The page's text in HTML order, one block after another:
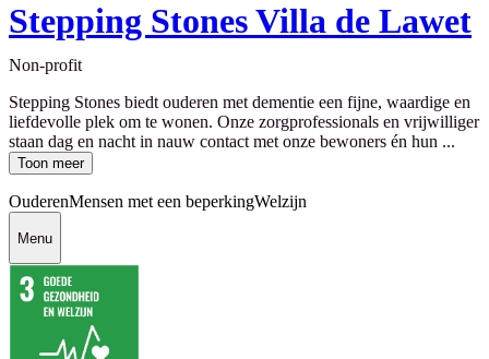
Stepping Stones Villa de Lawet
Non-profit
Stepping Stones biedt ouderen met dementie een fijne, waardige en
liefdevolle plek om te wonen. Onze zorgprofessionals en vrijwilliger
staan dag en nacht in nauw contact met onze bewoners én hun ...
Toon meer
OuderenMensen met een beperkingWelzijn
Menu